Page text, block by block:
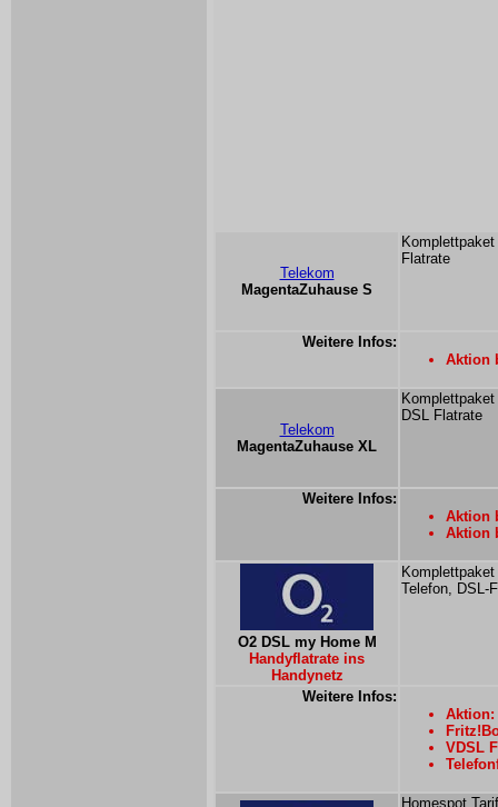
Telekom
MagentaZuhause S
Flatrate
Weitere Infos:
Aktion
Telekom
MagentaZuhause XL
DSL Flatrate
Weitere Infos:
Aktion
Aktion
O2 DSL my Home M
Handyflatrate ins
Handynetz
Telefon, DSL-
Weitere Infos:
Aktion:
VDSL
Homespot